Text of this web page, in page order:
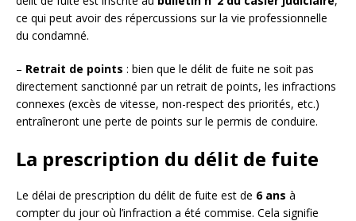
ce qui peut avoir des répercussions sur la vie professionnelle
du condamné.
– Retrait de points : bien que le délit de fuite ne soit pas
directement sanctionné par un retrait de points, les infractions
connexes (excès de vitesse, non-respect des priorités, etc.)
entraîneront une perte de points sur le permis de conduire.
La prescription du délit de fuite
Le délai de prescription du délit de fuite est de 6 ans à
compter du jour où l’infraction a été commise. Cela signifie